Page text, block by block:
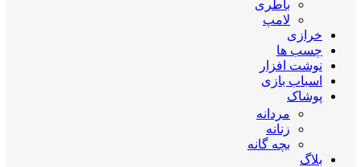
باطری
لامپ
خرازی
چسب ها
نوشت افزار
اسباب بازی
پوشاک
مردانه
زنانه
بچه گانه
بلاگ